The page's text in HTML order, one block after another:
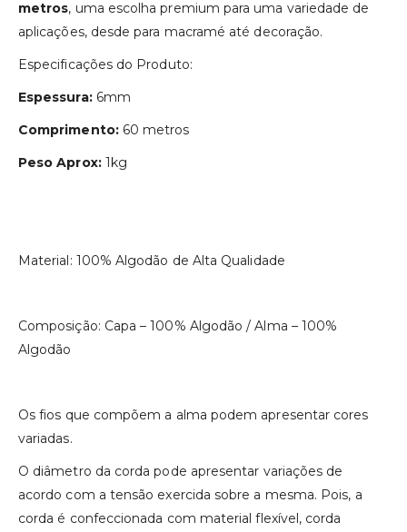
metros, uma escolha premium para uma variedade de
aplicações, desde para macramé até decoração.
Especificações do Produto:
Espessura: 6mm
Comprimento:60 metros
Peso Aprox:1kg
Material: 100% Algodão de Alta Qualidade
Composição: Capa – 100% Algodão / Alma – 100%
Algodão
Os fios que compõem a alma podem apresentar cores
variadas.
O diâmetro da corda pode apresentar variações de
acordo com a tensão exercida sobre a mesma. Pois, a
corda é confeccionada com material flexível, corda